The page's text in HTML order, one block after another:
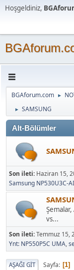
Hoşgeldiniz,
BGAforum.com ►
► SAMSUNG
Alt-Bölümler
Son ileti: Haziran 15,
Samsung NP530U3C-
vs...
Son ileti:Temmuz 15,
Ynt: NP550P5C UMA,
AŞAĞI GIT Sayfa 1